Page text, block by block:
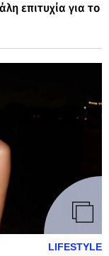
επιτυχία για το
LIFESTYLE